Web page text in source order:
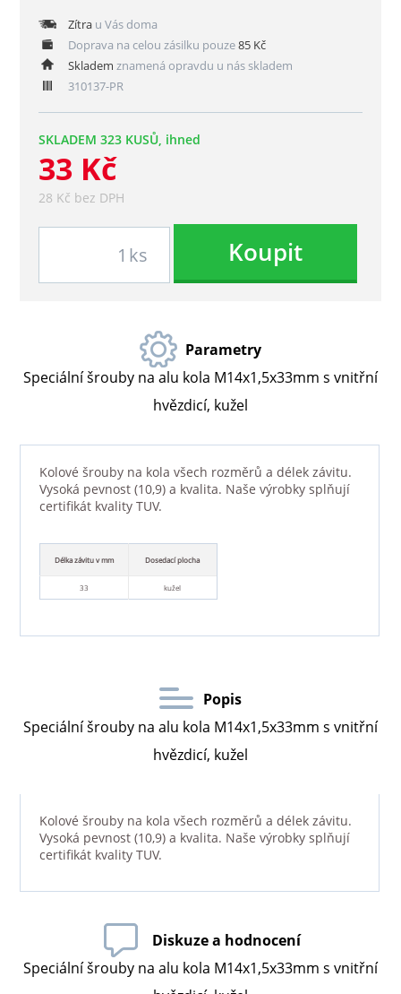
Zítrau Vás doma
Doprava na celou zásilku pouze85 Kč
Skladem znamená opravdu u nás skladem
310137-PR
SKLADEM 323 KUSŮ, ihned
33 Kč
28 Kč bez DPH
ks Koupit
Parametry
Speciální šrouby na alu kola M14x1,5x33mm s vnitřní
hvězdicí, kužel
Kolové šrouby na kola všech rozměrů a délek závitu.
Vysoká pevnost (10,9) a kvalita. Naše výrobky splňují
certifikát kvality TUV.
Délka závitu v mm Dosedací plocha
33 kužel
Popis
Speciální šrouby na alu kola M14x1,5x33mm s vnitřní
hvězdicí, kužel
Kolové šrouby na kola všech rozměrů a délek závitu.
Vysoká pevnost (10,9) a kvalita. Naše výrobky splňují
certifikát kvality TUV.
Diskuze a hodnocení
Speciální šrouby na alu kola M14x1,5x33mm s vnitřní